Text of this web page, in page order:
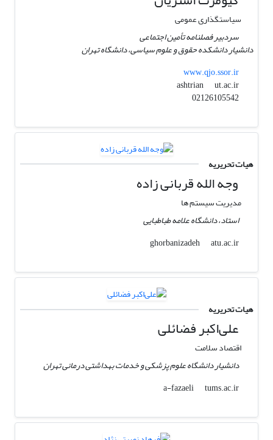
سیاستگذاری عمومی
سردبیر فصلنامه تأمین اجتماعی
دانشیار دانشکده حقوق و علوم سیاسی، دانشگاه تهران
www.qjo.ssor.ir
ashtrian
ut.ac.ir
02126105542
هیات تحریریه
وجه الله قربانی زاده
مدیریت سیستم ها
استاد، دانشگاه علامه طباطبایی
ghorbanizadeh
atu.ac.ir
هیات تحریریه
علی‌اکبر فضائلی
اقتصاد سلامت
دانشیار دانشگاه علوم پزشکی و خدمات بهداشتی درمانی تهران
a-fazaeli
tums.ac.ir